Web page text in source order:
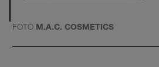
FOTO M.A.C. COSMETICS